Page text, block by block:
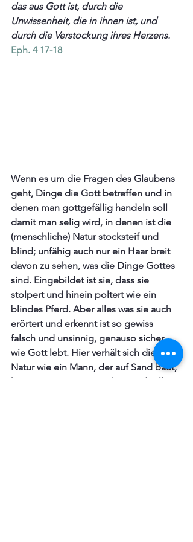
das aus Gott ist, durch die
Unwissenheit, die in ihnen ist, und
durch die Verstockung ihres Herzens.
Eph. 4 17-18
Wenn es um die Fragen des Glaubens
geht, Dinge die Gott betreffen und in
denen man gottgefällig handeln soll
damit man selig wird, in denen ist die
(menschliche) Natur stocksteif und
blind; unfähig auch nur ein Haar breit
davon zu sehen, was die Dinge Gottes
sind. Eingebildet ist sie, dass sie
stolpert und hinein poltert wie ein
blindes Pferd. Aber alles was sie auch
erörtert und erkennt ist so gewiss
falsch und unsinnig, genauso sicher,
wie Gott lebt. Hier verhält sich die
Natur wie ein Mann, der auf Sand baut,
hier nimmt sie Spinnweben und will